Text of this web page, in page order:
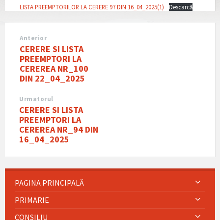
LISTA PREEMPTORILOR LA CERERE 97 DIN 16_04_2025(1) Descarcă
Anterior
CERERE SI LISTA
PREEMPTORI LA
CEREREA NR_100
DIN 22_04_2025
Urmatorul
CERERE SI LISTA
PREEMPTORI LA
CEREREA NR_94 DIN
16_04_2025
PAGINA PRINCIPALĂ
PRIMARIE
CONSILIU